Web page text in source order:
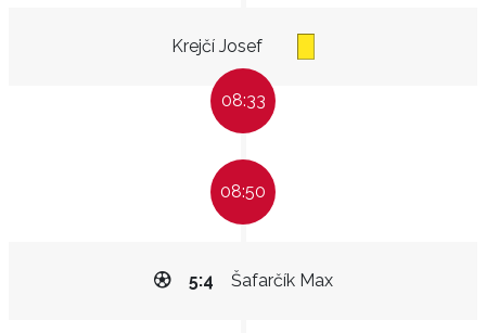
Krejčí Josef
08:33
08:50
Šafarčík Max
5:4